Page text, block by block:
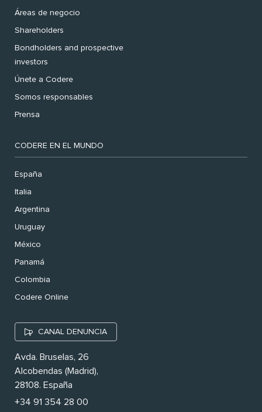
Áreas de negocio
Shareholders
Bondholders and prospective
investors
Únete a Codere
Somos responsables
Prensa
CODERE EN EL MUNDO
España
Italia
Argentina
Uruguay
México
Panamá
Colombia
Codere Online
CANAL DENUNCIA
Avda. Bruselas, 26
Alcobendas (Madrid),
28108. España
+34 91 354 28 00